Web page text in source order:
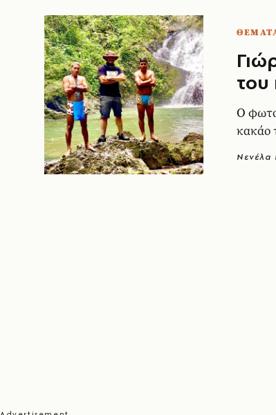
του
Ο
κακάο
Νενέλα